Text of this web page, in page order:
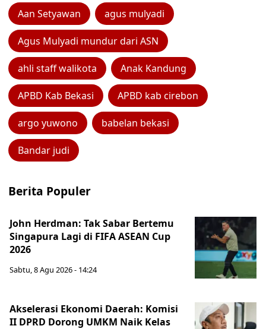
Aan Setyawan agus mulyadi
Agus Mulyadi mundur dari ASN
ahli staff walikota Anak Kandung
APBD Kab Bekasi APBD kab cirebon
argo yuwono babelan bekasi
Bandar judi
Berita Populer
John Herdman: Tak Sabar Bertemu
Singapura Lagi di FIFA ASEAN Cup
2026
Sabtu, 8 Agu 2026 - 14:24
Akselerasi Ekonomi Daerah: Komisi
II DPRD Dorong UMKM Naik Kelas